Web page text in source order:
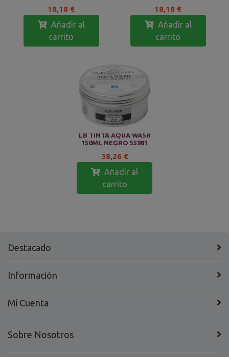
18,18 €
Añadir al
carrito
18,18 €
Añadir al
carrito
LB TINTA AQUA WASH
150ML NEGRO 55981
38,26 €
Añadir al
carrito
Destacado
Información
Mi Cuenta
Sobre Nosotros